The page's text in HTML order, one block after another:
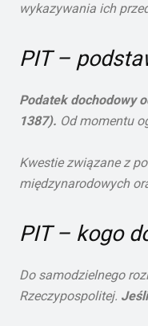
wykazywania ich
PIT –
Podatek dochodowy
1387). Od momentu
Kwestie związane z
międzynarodowych
PIT – kogo
Do samodzielnego
Rzeczypospolitej.